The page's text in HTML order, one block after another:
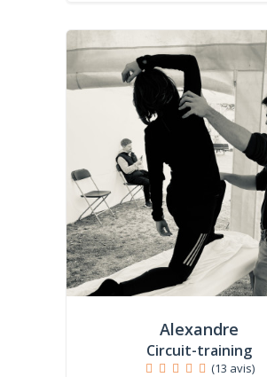
Alexandre
Circuit-training
(13 avis)